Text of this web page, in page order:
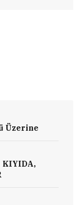
Üzerine
KIYIDA,